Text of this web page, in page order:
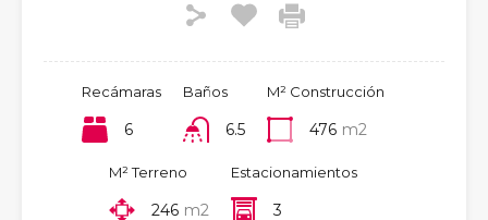
Recámaras
6
Baños
6.5
M² Construcción
476 m2
M² Terreno
246 m2
Estacionamientos
3